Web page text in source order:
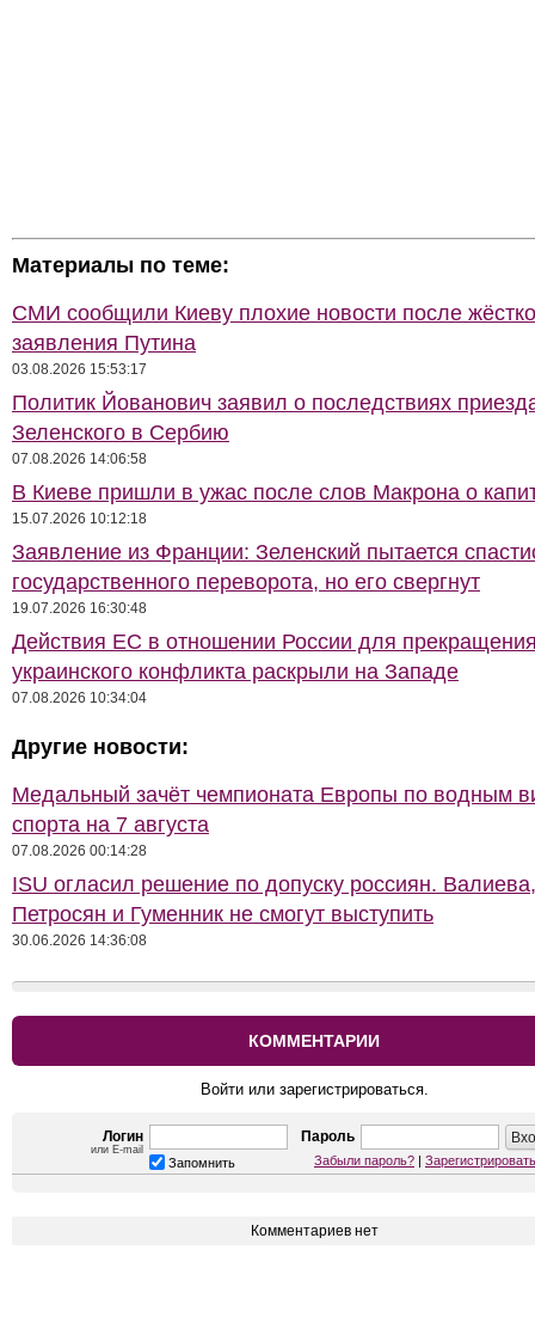
Материалы по теме:
СМИ сообщили Киеву плохие новости после
заявления Путина
03.08.2026 15:53:17
Политик Йованович заявил о последствиях
Зеленского в Сербию
07.08.2026 14:06:58
В Киеве пришли в ужас после слов Макрона о
15.07.2026 10:12:18
Заявление из Франции: Зеленский пытается
государственного переворота, но его свергнут
19.07.2026 16:30:48
Действия ЕС в отношении России для
украинского конфликта раскрыли на Западе
07.08.2026 10:34:04
Другие новости:
Медальный зачёт чемпионата Европы по водным
спорта на 7 августа
07.08.2026 00:14:28
ISU огласил решение по допуску россиян. Валиева,
Петросян и Гуменник не смогут выступить
30.06.2026 14:36:08
КОММЕНТАРИИ
Войти или зарегистрироваться.
Логин
или E-mail
Пароль
Запомнить Забыли пароль? |
Комментариев нет